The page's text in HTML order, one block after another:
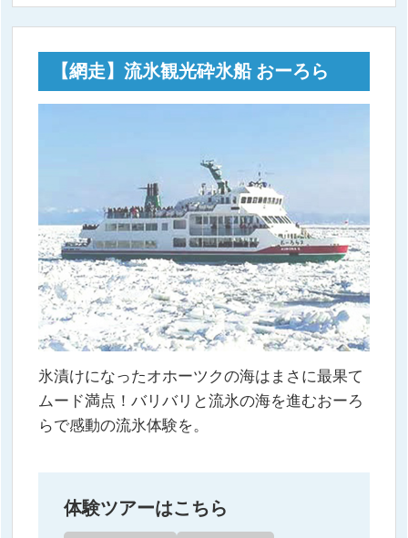
【網走】流氷観光砕氷船 おーろら
氷漬けになったオホーツクの海はまさに最果て
ムード満点！バリバリと流氷の海を進むおーろ
らで感動の流氷体験を。
体験ツアーはこちら